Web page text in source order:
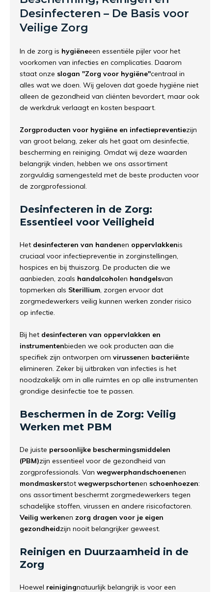
Desinfecteren – De Basis voor
Veilige Zorg
In de zorg is hygiëneeen essentiële pijler voor het
voorkomen van infecties en complicaties. Daarom
staat onze slogan "Zorg voor hygiëne"centraal in
alles wat we doen. Wij geloven dat goede hygiëne niet
alleen de gezondheid van cliënten bevordert, maar ook
de werkdruk verlaagt en kosten bespaart.
Zorgproducten voor hygiëne en infectiepreventiezijn
van groot belang, zeker als het gaat om desinfectie,
bescherming en reiniging. Omdat wij deze waarden
belangrijk vinden, hebben we ons assortiment
zorgvuldig samengesteld met de beste producten voor
de zorgprofessional.
Desinfecteren in de Zorg:
Essentieel voor Veiligheid
Het desinfecteren van handenen oppervlakkenis
cruciaal voor infectiepreventie in zorginstellingen,
hospices en bij thuiszorg. De producten die we
aanbieden, zoals handalcoholen handgelsvan
topmerken als Sterillium, zorgen ervoor dat
zorgmedewerkers veilig kunnen werken zonder risico
op infectie.
Bij het desinfecteren van oppervlakken en
instrumentenbieden we ook producten aan die
specifiek zijn ontworpen om virussenen bacteriënte
elimineren. Zeker bij uitbraken van infecties is het
noodzakelijk om in alle ruimtes en op alle instrumenten
grondige desinfectie toe te passen.
Beschermen in de Zorg: Veilig
Werken met PBM
De juiste persoonlijke beschermingsmiddelen
(PBM)zijn essentieel voor de gezondheid van
zorgprofessionals. Van wegwerphandschoenenen
mondmaskerstot wegwerpschortenen schoenhoezen:
ons assortiment beschermt zorgmedewerkers tegen
schadelijke stoffen, virussen en andere risicofactoren.
Veilig werkenen zorg dragen voor je eigen
gezondheidzijn nooit belangrijker geweest.
Reinigen en Duurzaamheid in de
Zorg
Hoewel reinigingnatuurlijk belangrijk is voor een